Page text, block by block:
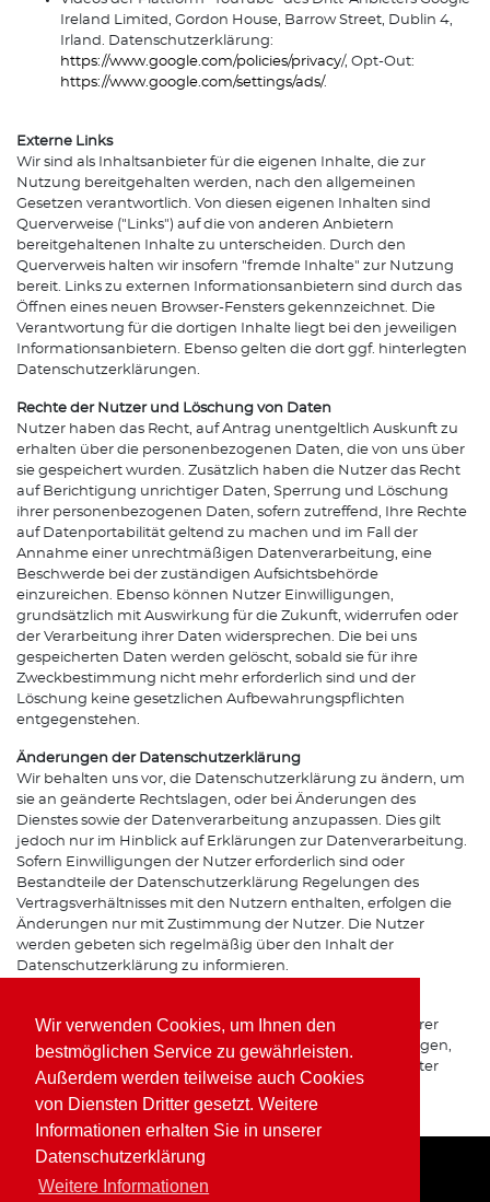
Wir verwenden Cookies, um Ihnen den
bestmöglichen Service zu gewährleisten.
Außerdem werden teilweise auch Cookies
von Diensten Dritter gesetzt. Weitere
Informationen erhalten Sie in unserer
Datenschutzerklärung
Weitere Informationen
Ireland Limited, Gordon House, Barrow Street, Dublin 4,
Irland. Datenschutzerklärung:
https://www.google.com/policies/privacy/, Opt-Out:
https://www.google.com/settings/ads/.
Externe Links
Wir sind als Inhaltsanbieter für die eigenen Inhalte, die zur
Nutzung bereitgehalten werden, nach den allgemeinen
Gesetzen verantwortlich. Von diesen eigenen Inhalten sind
Querverweise ("Links") auf die von anderen Anbietern
bereitgehaltenen Inhalte zu unterscheiden. Durch den
Querverweis halten wir insofern "fremde Inhalte" zur Nutzung
bereit. Links zu externen Informationsanbietern sind durch das
Öffnen eines neuen Browser-Fensters gekennzeichnet. Die
Verantwortung für die dortigen Inhalte liegt bei den jeweiligen
Informationsanbietern. Ebenso gelten die dort ggf. hinterlegten
Datenschutzerklärungen.
Rechte der Nutzer und Löschung von Daten
Nutzer haben das Recht, auf Antrag unentgeltlich Auskunft zu
erhalten über die personenbezogenen Daten, die von uns über
sie gespeichert wurden. Zusätzlich haben die Nutzer das Recht
auf Berichtigung unrichtiger Daten, Sperrung und Löschung
ihrer personenbezogenen Daten, sofern zutreffend, Ihre Rechte
auf Datenportabilität geltend zu machen und im Fall der
Annahme einer unrechtmäßigen Datenverarbeitung, eine
Beschwerde bei der zuständigen Aufsichtsbehörde
einzureichen. Ebenso können Nutzer Einwilligungen,
grundsätzlich mit Auswirkung für die Zukunft, widerrufen oder
der Verarbeitung ihrer Daten widersprechen. Die bei uns
gespeicherten Daten werden gelöscht, sobald sie für ihre
Zweckbestimmung nicht mehr erforderlich sind und der
Löschung keine gesetzlichen Aufbewahrungspflichten
entgegenstehen.
Änderungen der Datenschutzerklärung
Wir behalten uns vor, die Datenschutzerklärung zu ändern, um
sie an geänderte Rechtslagen, oder bei Änderungen des
Dienstes sowie der Datenverarbeitung anzupassen. Dies gilt
jedoch nur im Hinblick auf Erklärungen zur Datenverarbeitung.
Sofern Einwilligungen der Nutzer erforderlich sind oder
Bestandteile der Datenschutzerklärung Regelungen des
Vertragsverhältnisses mit den Nutzern enthalten, erfolgen die
Änderungen nur mit Zustimmung der Nutzer. Die Nutzer
werden gebeten sich regelmäßig über den Inhalt der
Datenschutzerklärung zu informieren.
Bei Fragen zur Erhebung, Verarbeitung oder Nutzung Ihrer
personenbezogenen Daten, bei Auskünften, Berichtigungen,
Sperrung oder Löschung von Daten sowie Widerruf erteilter
Einwilligungen wenden Sie sich bitte an unsere(n)
Datenschutzbeauftragte(n) bzw. Apothekeninhaber(in).
Home Impressum